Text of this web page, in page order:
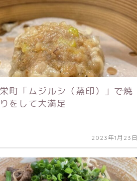
町「ムジルシ（蒸印）」で焼
をして大満足
2023年1月23日